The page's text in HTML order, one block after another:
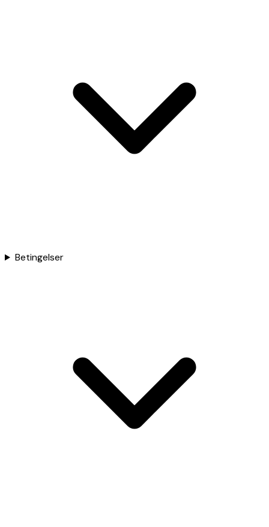
Betingelser